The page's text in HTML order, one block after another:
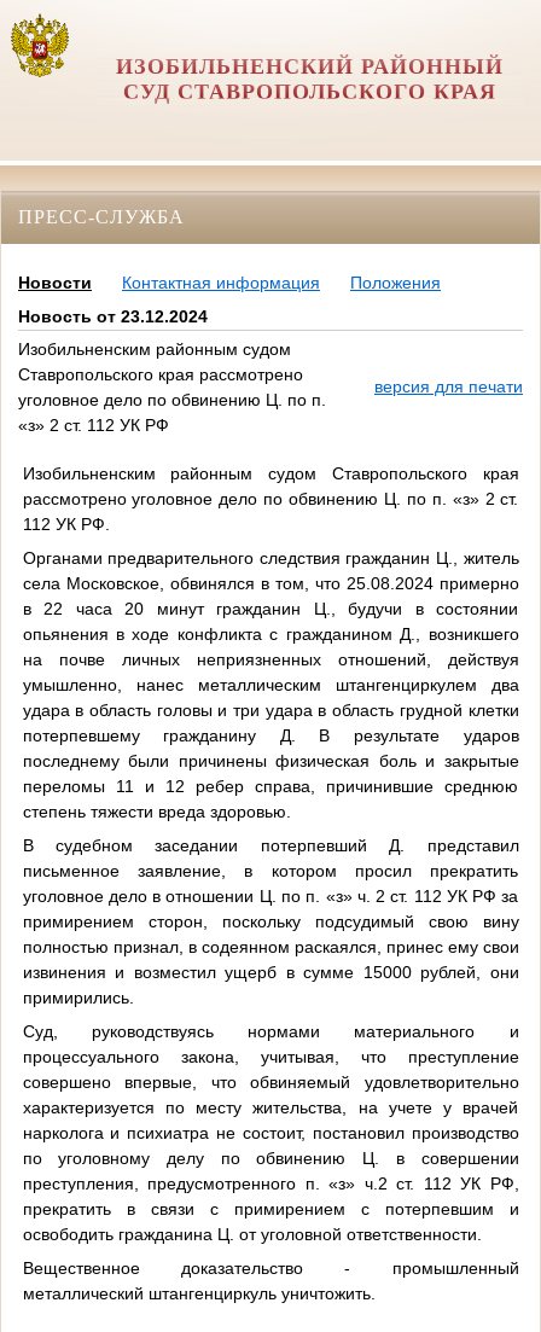
ИЗОБИЛЬНЕНСКИЙ РАЙОННЫЙ
СУД СТАВРОПОЛЬСКОГО КРАЯ
ПРЕСС-СЛУЖБА
Новости Контактная информация
Положения
Новость от 23.12.2024
Изобильненским районным судом
Ставропольского края рассмотрено
уголовное дело по обвинению Ц. по п.
«з» 2 ст. 112 УК РФ
версия для печати
Изобильненским районным судом Ставропольского края
рассмотрено уголовное дело по обвинению Ц. по п. «з» 2 ст.
112 УК РФ.
Органами предварительного следствия гражданин Ц., житель
села Московское, обвинялся в том, что 25.08.2024 примерно
в 22 часа 20 минут гражданин Ц., будучи в состоянии
опьянения в ходе конфликта с гражданином Д., возникшего
на почве личных неприязненных отношений, действуя
умышленно, нанес металлическим штангенциркулем два
удара в область головы и три удара в область грудной клетки
потерпевшему гражданину Д. В результате ударов
последнему были причинены физическая боль и закрытые
переломы 11 и 12 ребер справа, причинившие среднюю
степень тяжести вреда здоровью.
В судебном заседании потерпевший Д. представил
письменное заявление, в котором просил прекратить
уголовное дело в отношении Ц. по п. «з» ч. 2 ст. 112 УК РФ за
примирением сторон, поскольку подсудимый свою вину
полностью признал, в содеянном раскаялся, принес ему свои
извинения и возместил ущерб в сумме 15000 рублей, они
примирились.
Суд, руководствуясь нормами материального и
процессуального закона, учитывая, что преступление
совершено впервые, что обвиняемый удовлетворительно
характеризуется по месту жительства, на учете у врачей
нарколога и психиатра не состоит, постановил производство
по уголовному делу по обвинению Ц. в совершении
преступления, предусмотренного п. «з» ч.2 ст. 112 УК РФ,
прекратить в связи с примирением с потерпевшим и
освободить гражданина Ц. от уголовной ответственности.
Вещественное доказательство - промышленный
металлический штангенциркуль уничтожить.